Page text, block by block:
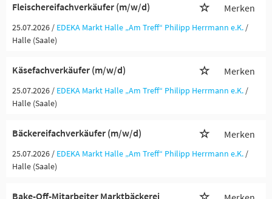
Fleischereifachverkäufer (m/w/d) Merken
25.07.2026 / EDEKA Markt Halle „Am Treff“ Philipp Herrmann e.K. /
Halle (Saale)
Käsefachverkäufer (m/w/d) Merken
25.07.2026 / EDEKA Markt Halle „Am Treff“ Philipp Herrmann e.K. /
Halle (Saale)
Bäckereifachverkäufer (m/w/d) Merken
25.07.2026 / EDEKA Markt Halle „Am Treff“ Philipp Herrmann e.K. /
Halle (Saale)
Bake-Off-Mitarbeiter Marktbäckerei